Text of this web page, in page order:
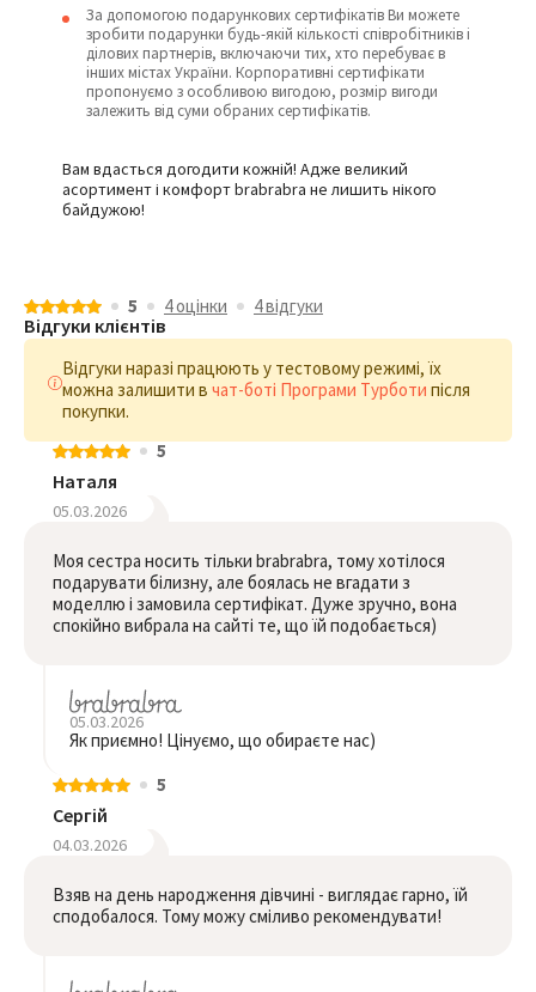
За допомогою подарункових сертифікатів Ви можете
зробити подарунки будь-якій кількості співробітників і
ділових партнерів, включаючи тих, хто перебуває в
інших містах України. Корпоративні сертифікати
пропонуємо з особливою вигодою, розмір вигоди
залежить від суми обраних сертифікатів.
Вам вдасться догодити кожній! Адже великий
асортимент і комфорт brabrabra не лишить нікого
байдужою!
5 4 оцiнки 4 відгуки
Відгуки клієнтів
Відгуки наразі працюють у тестовому режимі, їх
можна залишити в чат-боті Програми Турботи після
покупки.
5
Наталя
05.03.2026
Моя сестра носить тільки brabrabra, тому хотілося
подарувати білизну, але боялась не вгадати з
моделлю і замовила сертифікат. Дуже зручно, вона
спокійно вибрала на сайті те, що їй подобається)
05.03.2026
Як приємно! Цінуємо, що обираєте нас)
5
Сергій
04.03.2026
Взяв на день народження дівчині - виглядає гарно, їй
сподобалося. Тому можу сміливо рекомендувати!